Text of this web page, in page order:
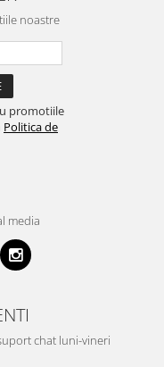
noastre
promotiile
Politica de
media
chat luni-vineri